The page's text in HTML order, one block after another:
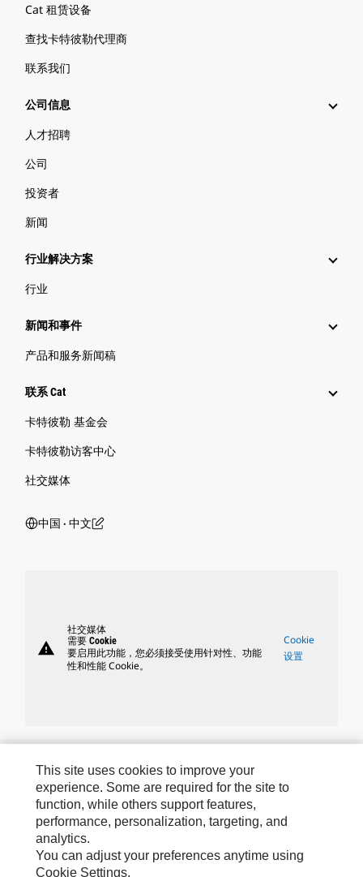
Cat 租赁设备
查找卡特彼勒代理商
联系我们
公司信息
人才招聘
公司
投资者
新闻
行业解决方案
行业
新闻和事件
产品和服务新闻稿
联系 Cat
卡特彼勒 基金会
卡特彼勒访客中心
社交媒体
中国 ‧ 中文
warning
社交媒体
需要 Cookie
要启用此功能，您必须接受使用针对性、功能
性和性能 Cookie。
Cookie
设置
Caterpillar.com
联系 Caterpillar
站点地图
This site uses cookies to improve your
experience. Some are required for the site to
function, while others support features,
performance, personalization, targeting, and
analytics.
You can adjust your preferences anytime using
Cookie Settings.